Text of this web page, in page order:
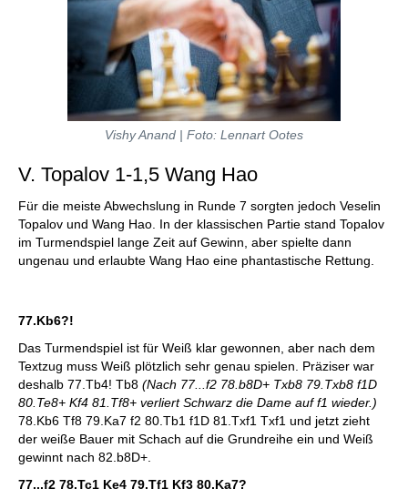
Vishy Anand | Foto: Lennart Ootes
V. Topalov 1-1,5 Wang Hao
Für die meiste Abwechslung in Runde 7 sorgten jedoch Veselin
Topalov und Wang Hao. In der klassischen Partie stand Topalov
im Turmendspiel lange Zeit auf Gewinn, aber spielte dann
ungenau und erlaubte Wang Hao eine phantastische Rettung.
77.Kb6?!
Das Turmendspiel ist für Weiß klar gewonnen, aber nach dem
Textzug muss Weiß plötzlich sehr genau spielen. Präziser war
deshalb 77.Tb4! Tb8 (Nach 77...f2 78.b8D+ Txb8 79.Txb8 f1D
80.Te8+ Kf4 81.Tf8+ verliert Schwarz die Dame auf f1 wieder.)
78.Kb6 Tf8 79.Ka7 f2 80.Tb1 f1D 81.Txf1 Txf1 und jetzt zieht
der weiße Bauer mit Schach auf die Grundreihe ein und Weiß
gewinnt nach 82.b8D+.
77...f2 78.Tc1 Ke4 79.Tf1 Kf3 80.Ka7?